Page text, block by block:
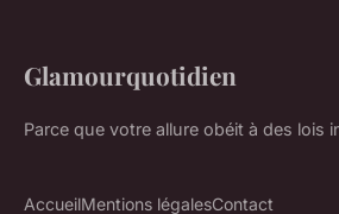
Glamourquotidien
Parce que votre allure obéit à des lois
AccueilMentions légalesContact